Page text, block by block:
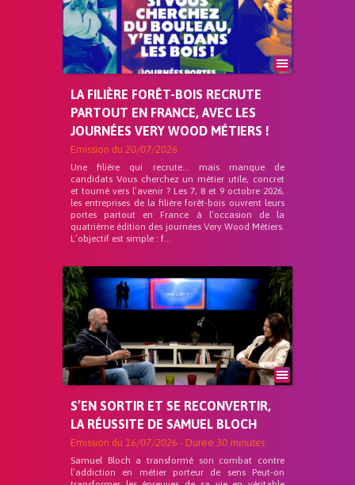
LA FILIÈRE FORÊT-BOIS RECRUTE
PARTOUT EN FRANCE, AVEC LES
JOURNÉES VERY WOOD MÉTIERS !
Emission du 20/07/2026
Une filière qui recrute… mais manque de
candidats Vous cherchez un métier utile, concret
et tourné vers l’avenir ? Les 7, 8 et 9 octobre 2026,
les entreprises de la filière forêt-bois ouvrent leurs
portes partout en France à l’occasion de la
quatrième édition des journées Very Wood Métiers.
L’objectif est simple : f...
S’EN SORTIR ET SE RECONVERTIR,
LA RÉUSSITE DE SAMUEL BLOCH
Emission du 16/07/2026 - Durée 30 minutes
Samuel Bloch a transformé son combat contre
l’addiction en métier porteur de sens Peut-on